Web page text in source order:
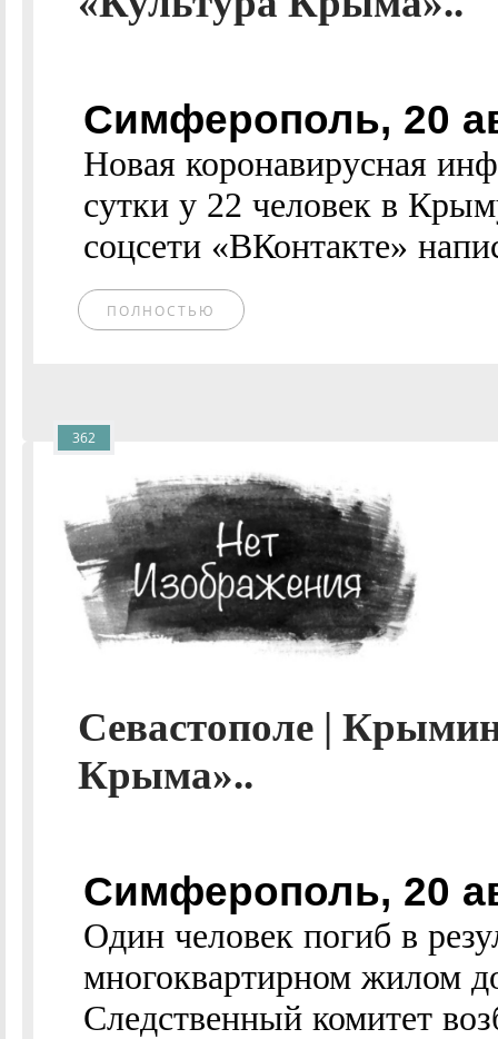
Симферополь, 20
Новая коронавирусная
сутки у 22 человек в
соцсети «ВКонтакте»
ПОЛНОСТЬЮ
Севастополе |
Крыма»..
Симферополь, 20
Один человек погиб в
многоквартирном жилом
Следственный комитет
362